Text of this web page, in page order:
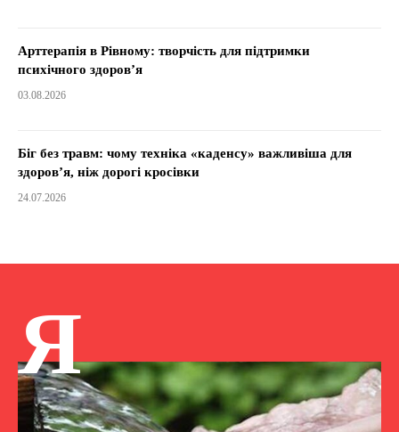
Арттерапія в Рівному: творчість для підтримки
психічного здоров’я
03.08.2026
Біг без травм: чому техніка «каденсу» важливіша для
здоров’я, ніж дорогі кросівки
24.07.2026
Я